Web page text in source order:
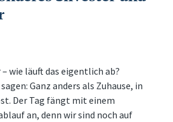
wie läuft das eigentlich ab?
Ganz anders als Zuhause, in
Der Tag fängt mit einem
an, denn wir sind noch auf